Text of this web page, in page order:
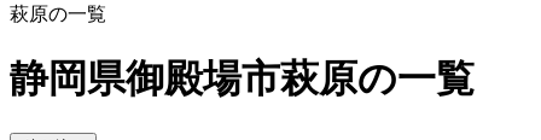
萩原の一覧
静岡県御殿場市萩原の一覧